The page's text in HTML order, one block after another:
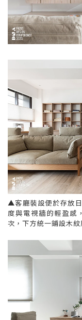
▲客廳裝設便於存放
度與電視牆的輕盈感
次，下方統一鋪設木